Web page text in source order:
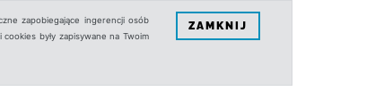
zapobiegające ingerencji osób
były zapisywane na Twoim
ZAMKNIJ